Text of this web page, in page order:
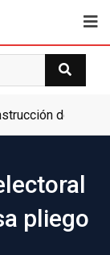
de la
pliego